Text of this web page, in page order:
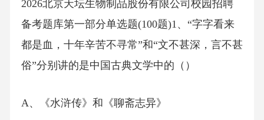
2026北京天坛生物制品股份有限公司校园招聘
备考题库第一部分单选题(100题)1、“字字看来
都是血，十年辛苦不寻常”和“文不甚深，言不甚
俗”分别讲的是中国古典文学中的（）
A、《水浒传》和《聊斋志异》